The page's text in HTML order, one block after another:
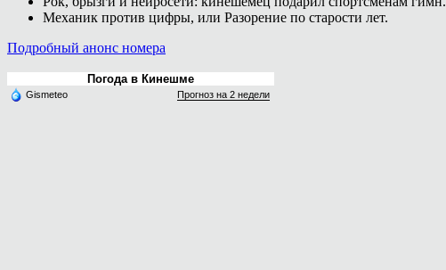
Механик против цифры, или Разорение по старости лет.
Подробный анонс номера
Погода в Кинешме
Gismeteo Прогноз на 2 недели